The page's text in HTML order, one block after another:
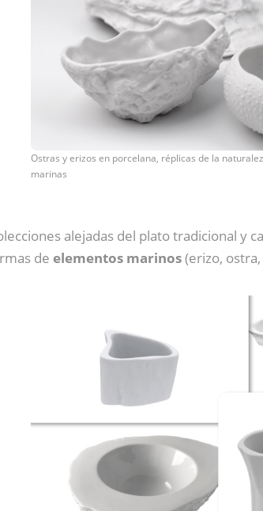
Ostras y erizos en porcelana, réplicas de la
marinas
alejadas del plato tradicional y
de elementos marinos(erizo,